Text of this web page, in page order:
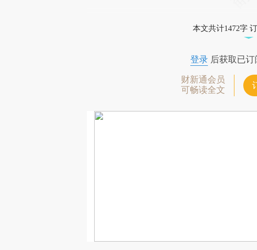
本文共计1472字
登录后获取已订
财新通会员
可畅读全文